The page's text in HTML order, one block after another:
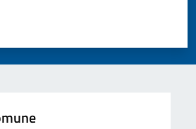
5 stelle su 5
su 5
su 5